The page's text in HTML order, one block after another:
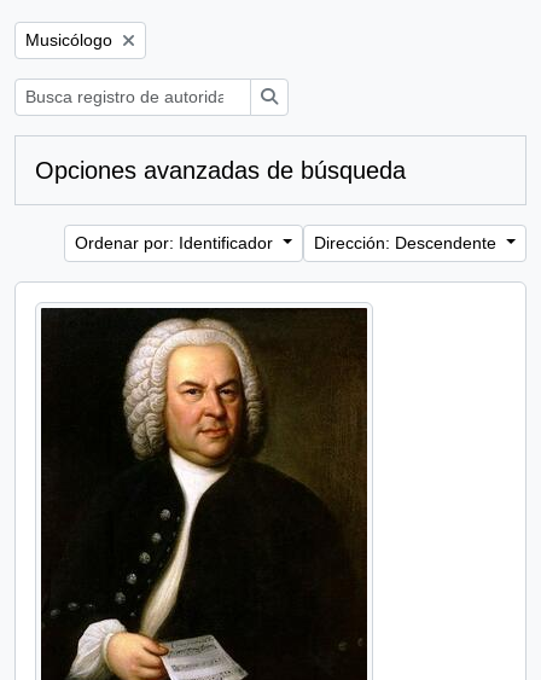
Remove filter:
Musicólogo
Opciones avanzadas de búsqueda
Ordenar por: Identificador Dirección: Descendente